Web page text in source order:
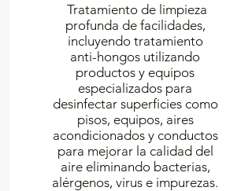
Tratamiento de limpieza
profunda de facilidades,
incluyendo tratamiento
anti-hongos utilizando
productos y equipos
especializados para
desinfectar superficies como
pisos, equipos, aires
acondicionados y conductos
para mejorar la calidad del
aire eliminando bacterias,
alérgenos, virus e impurezas.